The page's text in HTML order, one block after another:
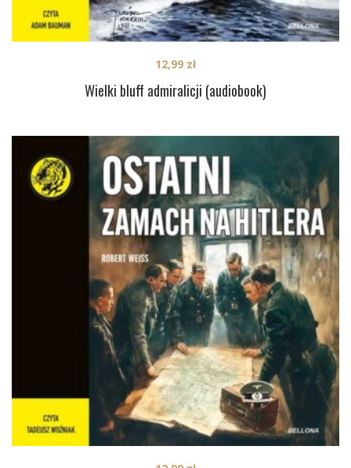
Wielki bluff admiralicji (audiobook)
12,99 zł